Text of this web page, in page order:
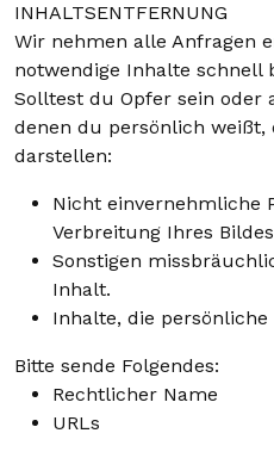
INHALTSENTFERNUNG
Wir nehmen alle Anfragen
notwendige Inhalte schnell
Solltest du Opfer sein oder
denen du persönlich weißt,
darstellen:
Nicht einvernehmliche
Verbreitung Ihres
Sonstigen
Inhalt.
Inhalte, die
Bitte sende Folgendes:
Rechtlicher Name
URLs